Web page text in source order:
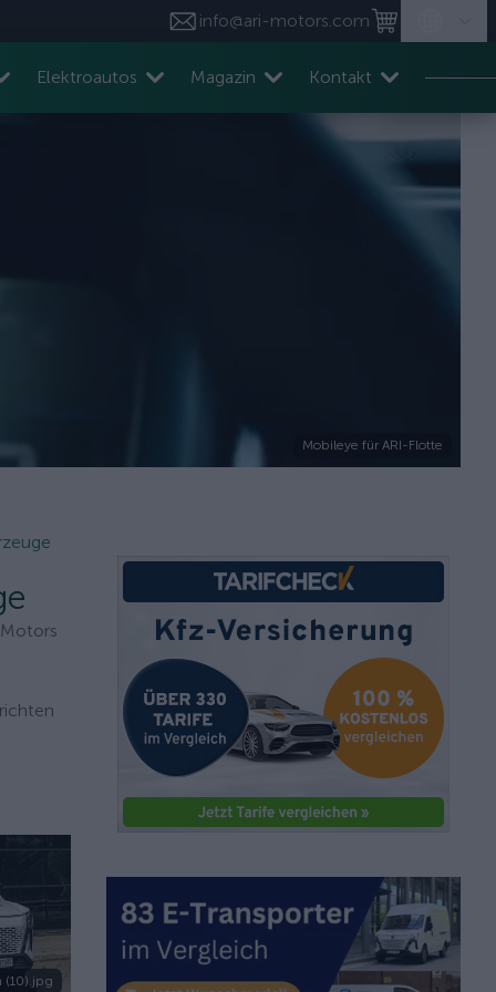
info@ari-motors.com
Elektroautos Magazin Kontakt
Mobileye für ARI-Flotte
(10).jpg